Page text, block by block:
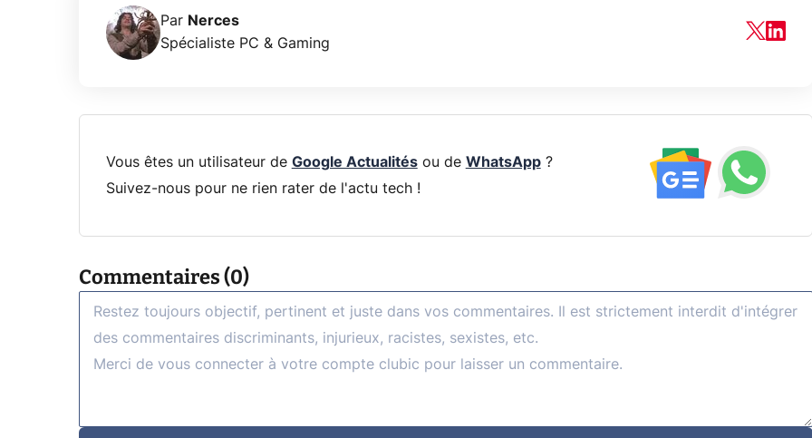
Par Nerces
Spécialiste PC & Gaming
Vous êtes un utilisateur de Google Actualitésou de WhatsApp?
Suivez-nous pour ne rien rater de l'actu tech !
Commentaires (0)